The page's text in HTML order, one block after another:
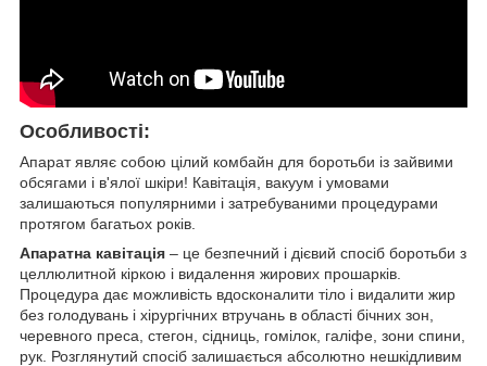
Особливості:
Апарат являє собою цілий комбайн для боротьби із зайвими
обсягами і в'ялої шкіри! Кавітація, вакуум і умовами
залишаються популярними і затребуваними процедурами
протягом багатьох років.
Апаратна кавітація – це безпечний і дієвий спосіб боротьби з
целлюлитной кіркою і видалення жирових прошарків.
Процедура дає можливість вдосконалити тіло і видалити жир
без голодувань і хірургічних втручань в області бічних зон,
черевного преса, стегон, сідниць, гомілок, галіфе, зони спини,
рук. Розглянутий спосіб залишається абсолютно нешкідливим